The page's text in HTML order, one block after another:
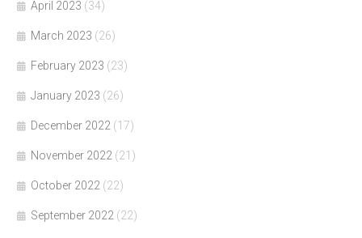
April 2023 (34)
March 2023 (26)
February 2023 (23)
January 2023 (26)
December 2022 (17)
November 2022 (21)
October 2022 (22)
September 2022 (22)